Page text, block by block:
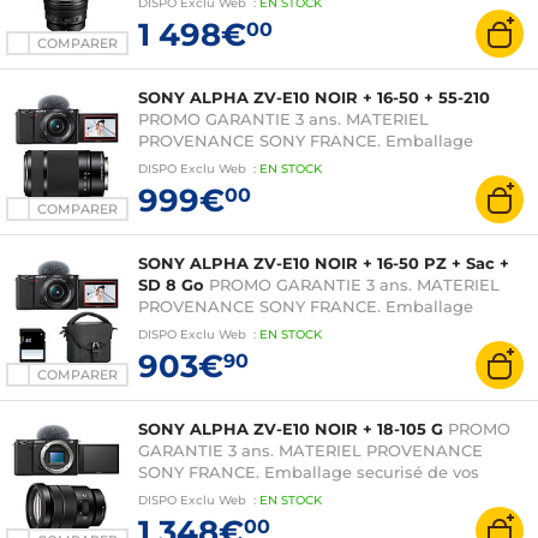
COMPARER
EN STOCK
1 498€00
COMPARER
SONY ALPHA ZV-E10 NOIR + 16-50 + 55-210
PROMO GARANTIE 3 ans. MATERIEL
PROVENANCE SONY FRANCE. Emballage
securisé de vos commandes. Livré avec Facture
DISPO Exclu Web : EN STOCK
999€00
COMPARER
SONY ALPHA ZV-E10 NOIR + 16-50 PZ + Sac +
SD 8 Go PROMO GARANTIE 3 ans. MATERIEL
PROVENANCE SONY FRANCE. Emballage
securisé de vos commandes. Livré avec Facture
DISPO Exclu Web : EN STOCK
903€90
SONY ALPHA ZV-E10 NOIR + 18-105 G PROMO
GARANTIE 3 ans. MATERIEL PROVENANCE
SONY FRANCE. Emballage securisé de vos
commandes. Livré avec Facture dont TVA.
DISPO Exclu Web : EN STOCK
00